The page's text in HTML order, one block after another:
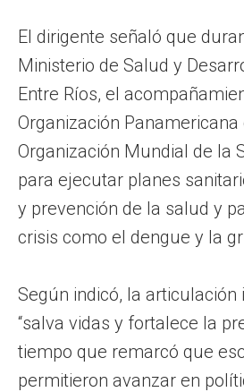
El dirigente señaló que
Ministerio de Salud y
Entre Ríos, el
Organización
Organización Mundial de la
para ejecutar planes
y prevención de la salud y
crisis como el dengue y la
Según indicó, la articulación
“salva vidas y fortalece la
tiempo que remarcó que
permitieron avanzar en